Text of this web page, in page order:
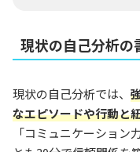
現状の自己分析の
現状の自己分析では、
なエピソードや行動と
「コミュニケーショ